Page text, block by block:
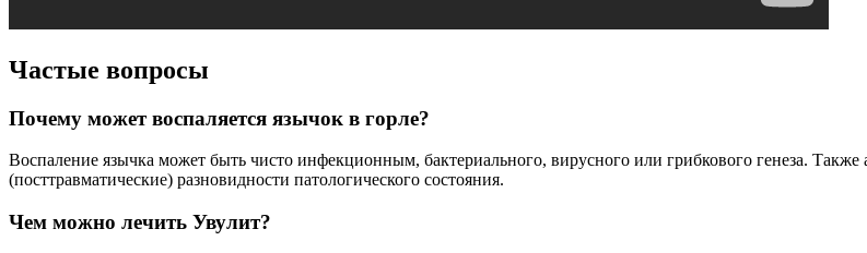
Частые вопросы
Почему может воспаляется язычок в горле?
Воспаление язычка может быть чисто инфекционным, бактериального, вирусного или грибкового генеза.
(посттравматические) разновидности патологического состояния.
Чем можно лечить Увулит?